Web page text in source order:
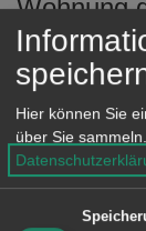
Wohnung
waren
angebracht
„Raum
betreten“
Hier können Sie
über Sie sammeln.